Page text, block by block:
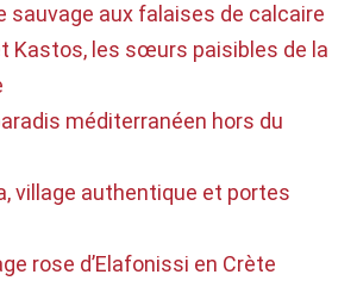
sauvage aux falaises de calcaire
Kastos, les sœurs paisibles de la
méditerranéen hors du
village authentique et portes
rose d’Elafonissi en Crète